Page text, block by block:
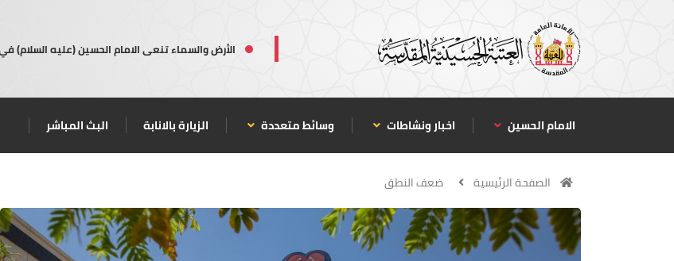
الأرض والسماء تنعى الامام الحسين (عليه السلام)
الامام الحسين اخبار ونشاطات وسائط متعددة الزيارة بالانابة البث المباشر
الصفحة الرئيسية ضعف النطق